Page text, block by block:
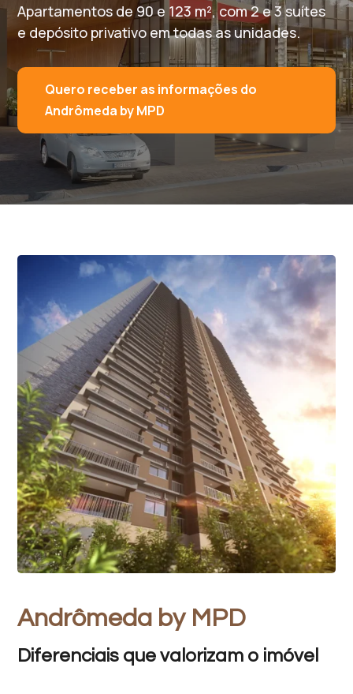
Apartamentos de 90 e 123 m², com 2 e 3 suítes
e depósito privativo em todas as unidades.
Quero receber as informações do
Andrômeda by MPD
Andrômeda by MPD
Diferenciais que valorizam o imóvel